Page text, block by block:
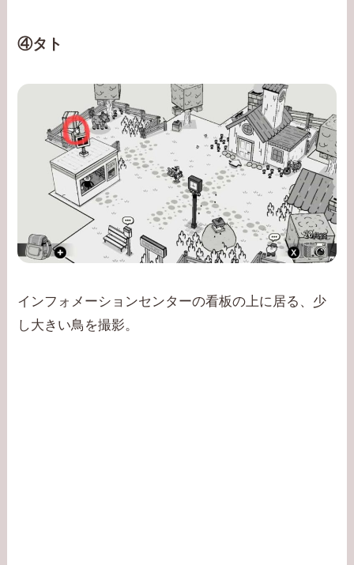
④タト
インフォメーションセンターの看板の上に居る、少
し大きい鳥を撮影。